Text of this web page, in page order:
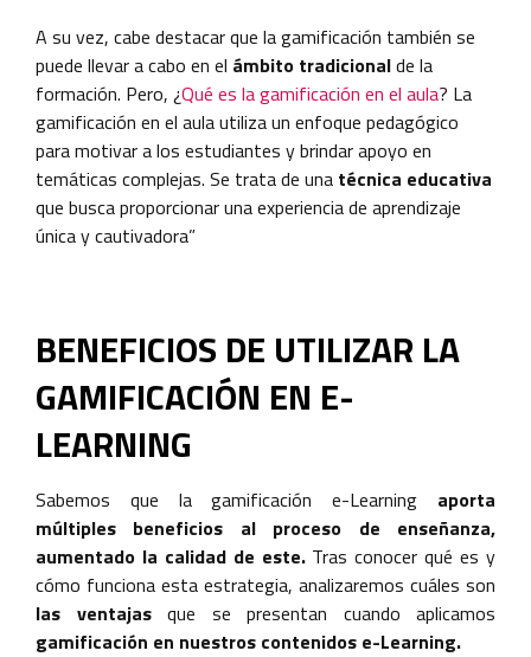
A su vez, cabe destacar que la gamificación también se
puede llevar a cabo en el ámbito tradicionalde la
formación. Pero, ¿Qué es la gamificación en el aula? La
gamificación en el aula utiliza un enfoque pedagógico
para motivar a los estudiantes y brindar apoyo en
temáticas complejas. Se trata de una técnica educativa
que busca proporcionar una experiencia de aprendizaje
única y cautivadora”
BENEFICIOS DE UTILIZAR LA
GAMIFICACIÓN EN E-
LEARNING
Sabemos que la gamificación e-Learning aporta
múltiples beneficios al proceso de enseñanza,
aumentado la calidad de este.Tras conocer qué es y
cómo funciona esta estrategia, analizaremos cuáles son
las ventajasque se presentan cuando aplicamos
gamificación en nuestros contenidos e-Learning.